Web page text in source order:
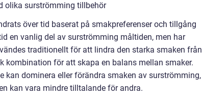
olika surströmming tillbehör
över tid baserat på smakpreferenser och tillgång
en vanlig del av surströmming måltiden, men har
traditionellt för att lindra den starka smaken från
kombination för att skapa en balans mellan smaker.
kan dominera eller förändra smaken av surströmming,
kan vara mindre tilltalande för andra.